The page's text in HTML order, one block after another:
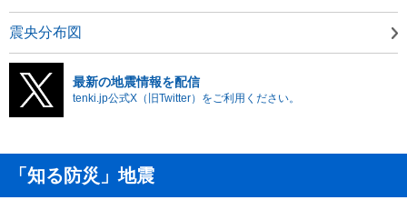
震央分布図
最新の地震情報を配信
tenki.jp公式X（旧Twitter）をご利用ください。
「知る防災」地震